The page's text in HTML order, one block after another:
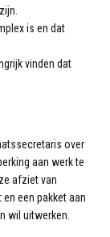
is en dat
vinden dat
over
aan werk te
afziet van
een pakket aan
wil uitwerken.